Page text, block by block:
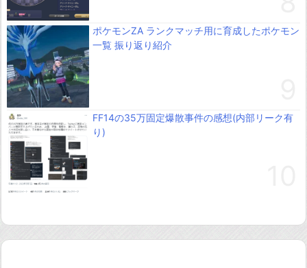
ポケモンZA ランクマッチ用に育成したポケモン
一覧 振り返り紹介
FF14の35万固定爆散事件の感想(内部リーク有
り)